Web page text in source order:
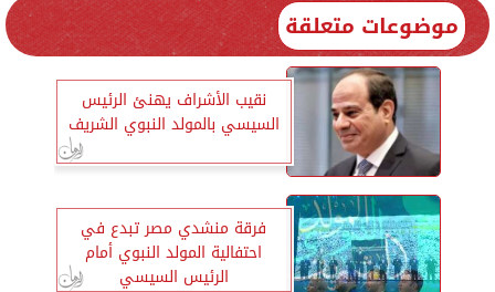
موضوعات متعلقة
نقيب الأشراف يهنئ الرئيس
السيسي بالمولد النبوي الشريف
فرقة منشدي مصر تبدع في
احتفالية المولد النبوي أمام
الرئيس السيسي